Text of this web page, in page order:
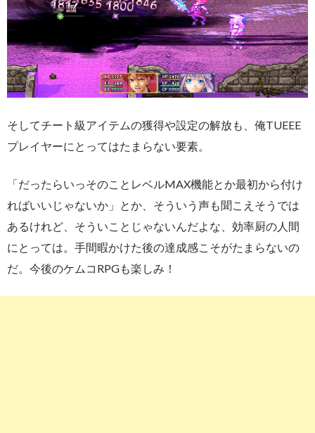
そしてチート級アイテムの獲得や設定の解放も、俺TUEEE
プレイヤーにとってはたまらない要素。
「だったらいっそのことレベルMAX機能とか最初から付け
ればいいじゃないか」とか、そういう声も聞こえそうでは
あるけれど、そういことじゃないんだよな、効率厨の人間
にとっては。手間暇かけた後の達成感こそがたまらないの
だ。今後のケムコRPGも楽しみ！